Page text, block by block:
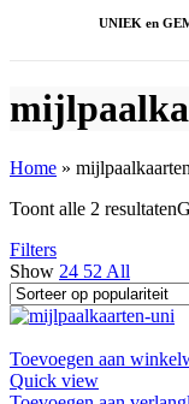
UNIEK en
Home » mijlpaalkaarten
Toont alle 2 resultaten
Filters
Show 24 52 All
Toevoegen aan
Quick view